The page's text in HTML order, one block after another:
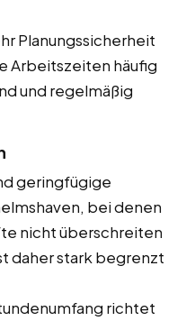
Planungssicherheit
Arbeitszeiten häufig
und regelmäßig
geringfügige
bei denen
nicht überschreiten
daher stark begrenzt
richtet